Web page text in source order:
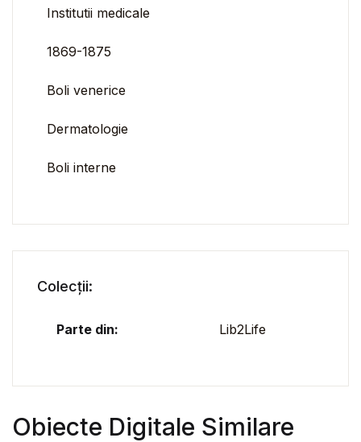
Institutii medicale
1869-1875
Boli venerice
Dermatologie
Boli interne
Colecții:
Parte din: Lib2Life
Obiecte Digitale Similare